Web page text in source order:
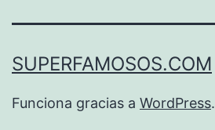
SUPERFAMOSOS.COM
Funciona gracias a WordPress.